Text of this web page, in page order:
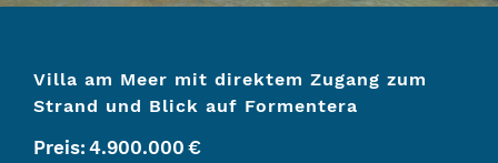
Villa am Meer mit direktem Zugang zum
Strand und Blick auf Formentera
Preis: 4.900.000 €